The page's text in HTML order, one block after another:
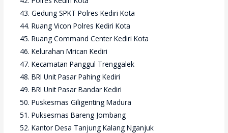
Gedung SPKT Polres Kediri Kota
Ruang Vicon Polres Kediri Kota
Ruang Command Center Kediri Kota
Kelurahan Mrican Kediri
Kecamatan Panggul Trenggalek
BRI Unit Pasar Pahing Kediri
BRI Unit Pasar Bandar Kediri
Puskesmas Giligenting Madura
Puksesmas Bareng Jombang
Kantor Desa Tanjung Kalang Nganjuk